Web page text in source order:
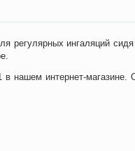
регулярных ингаляций
в нашем интернет-